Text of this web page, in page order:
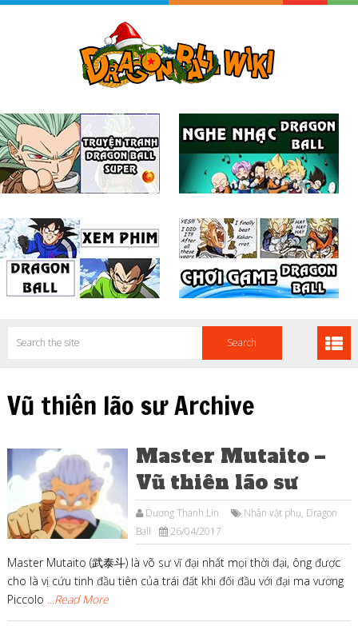
Vũ thiên lão sư Archive
Master Mutaito –
Vũ thiên lão sư
Dương Thanh Lin Nhân vật phụ, Dragon
Ball
26/04/2017
Master Mutaito (武泰斗) là võ sư vĩ đại nhất mọi thời đại, ông được
cho là vị cứu tinh đầu tiên của trái đất khi đối đầu với đại ma vương
Piccolo ...Read More